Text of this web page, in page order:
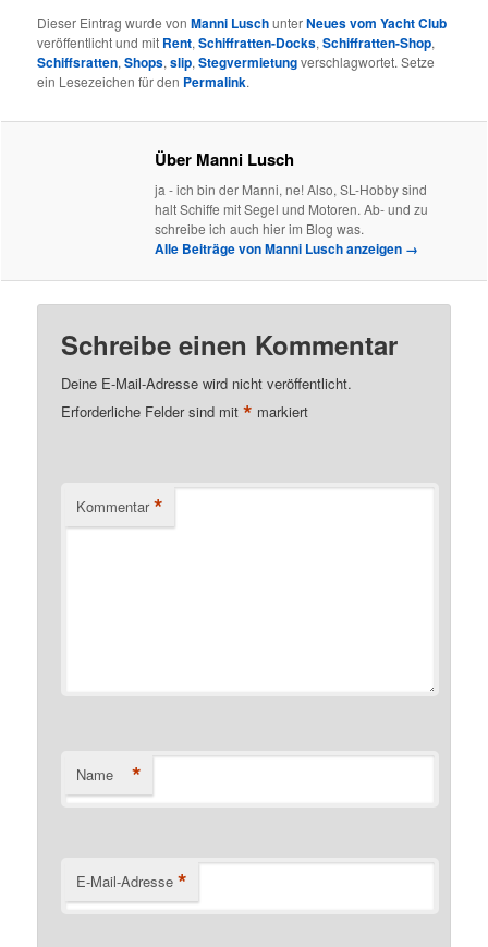
Dieser Eintrag wurde vonManni LuschunterNeues vom Yacht Club
veröffentlicht und mit Rent,Schiffratten-Docks,Schiffratten-Shop,
Schiffsratten,Shops,slip,Stegvermietungverschlagwortet. Setze
ein Lesezeichen für den Permalink.
Über Manni Lusch
ja - ich bin der Manni, ne! Also, SL-Hobby sind
halt Schiffe mit Segel und Motoren. Ab- und zu
schreibe ich auch hier im Blog was.
Alle Beiträge von Manni Lusch anzeigen →
Schreibe einen Kommentar
Deine E-Mail-Adresse wird nicht veröffentlicht.
Erforderliche Felder sind mit* markiert
Kommentar *
Name *
E-Mail-Adresse *